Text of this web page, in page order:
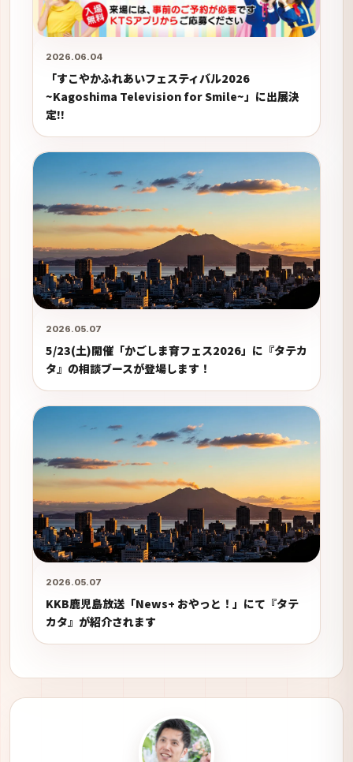
2026.06.04
「すこやかふれあいフェスティバル2026
~Kagoshima Television for Smile~」に出展決
定!!
2026.05.07
5/23(土)開催「かごしま育フェス2026」に『タテカ
タ』の相談ブースが登場します！
2026.05.07
KKB鹿児島放送「News+ おやっと！」にて『タテ
カタ』が紹介されます